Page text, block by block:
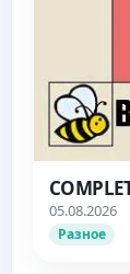
05.08.2026
Разное